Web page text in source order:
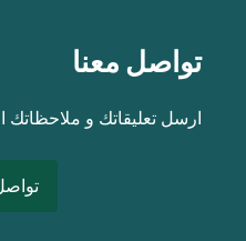
تواصل معنا
ارسل تعليقاتك و ملاحظاتك